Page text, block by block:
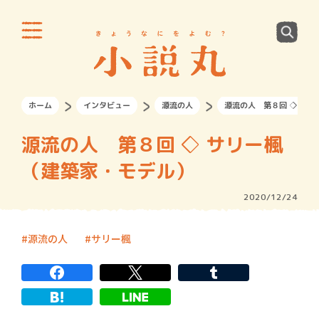
ホーム インタビュー 源流の人 源流の人 第８回 ◇ サリ
源流の人 第８回 ◇ サリー楓
（建築家・モデル）
2020/12/24
源流の人 サリー楓